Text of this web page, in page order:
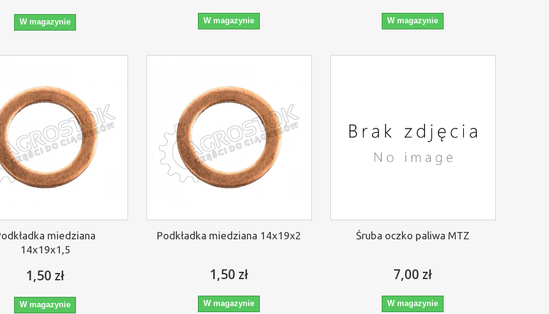
W magazynie W magazynie W magazynie
miedziana
14x19x1,5
1,50 zł
W magazynie
Podkładka miedziana 14x19x2
1,50 zł
W magazynie
Śruba oczko paliwa MTZ
7,00 zł
W magazynie